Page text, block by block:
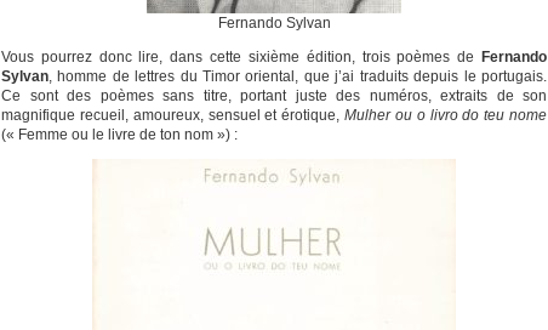
Fernando Sylvan
Vous pourrez donc lire, dans cette sixième édition, trois poèmes de
Fernando
Sylvan, homme de lettres du Timor oriental, que j’ai traduits depuis le portugais.
Ce sont des poèmes sans titre, portant juste des numéros, extraits de son
magnifique recueil, amoureux, sensuel et érotique, Mulher ou o livro do teu nome
(« Femme ou le livre de ton nom ») :